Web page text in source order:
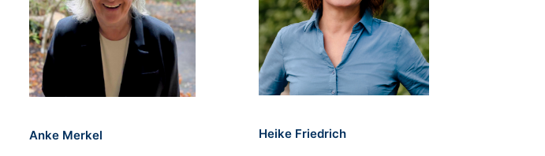
Anke Merkel Heike Friedrich